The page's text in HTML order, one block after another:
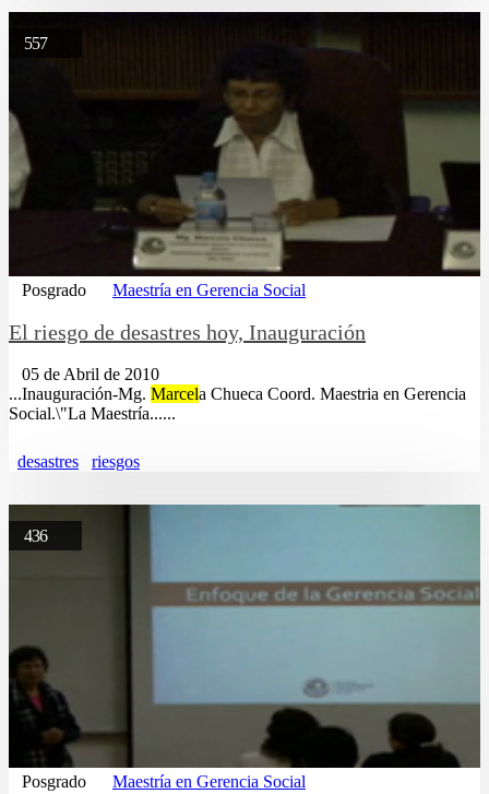
557
Posgrado Maestría en Gerencia Social
El riesgo de desastres hoy, Inauguración
05 de Abril de 2010
...Inauguración-Mg. Marcela Chueca Coord. Maestria en Gerencia
Social.\"La Maestría......
desastres riesgos
436
Posgrado Maestría en Gerencia Social